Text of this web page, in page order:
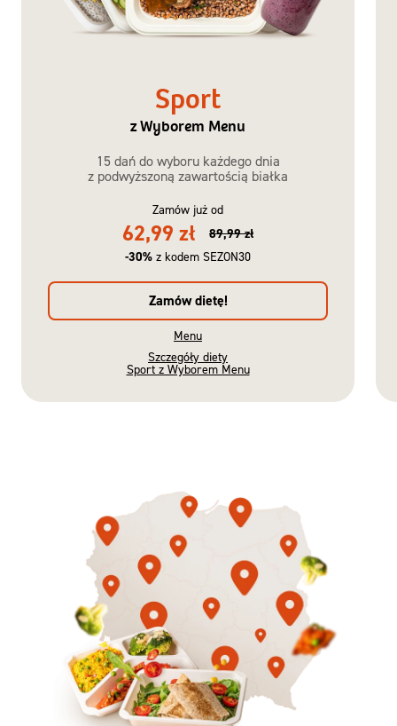
Sport
z Wyborem Menu
15 dań do wyboru każdego dnia
z podwyższoną zawartością białka
Zamów już od
62,99 zł
89,99 zł
-30% z kodem SEZON30
Zamów dietę!
Menu
Szczegóły diety
Sport z Wyborem Menu